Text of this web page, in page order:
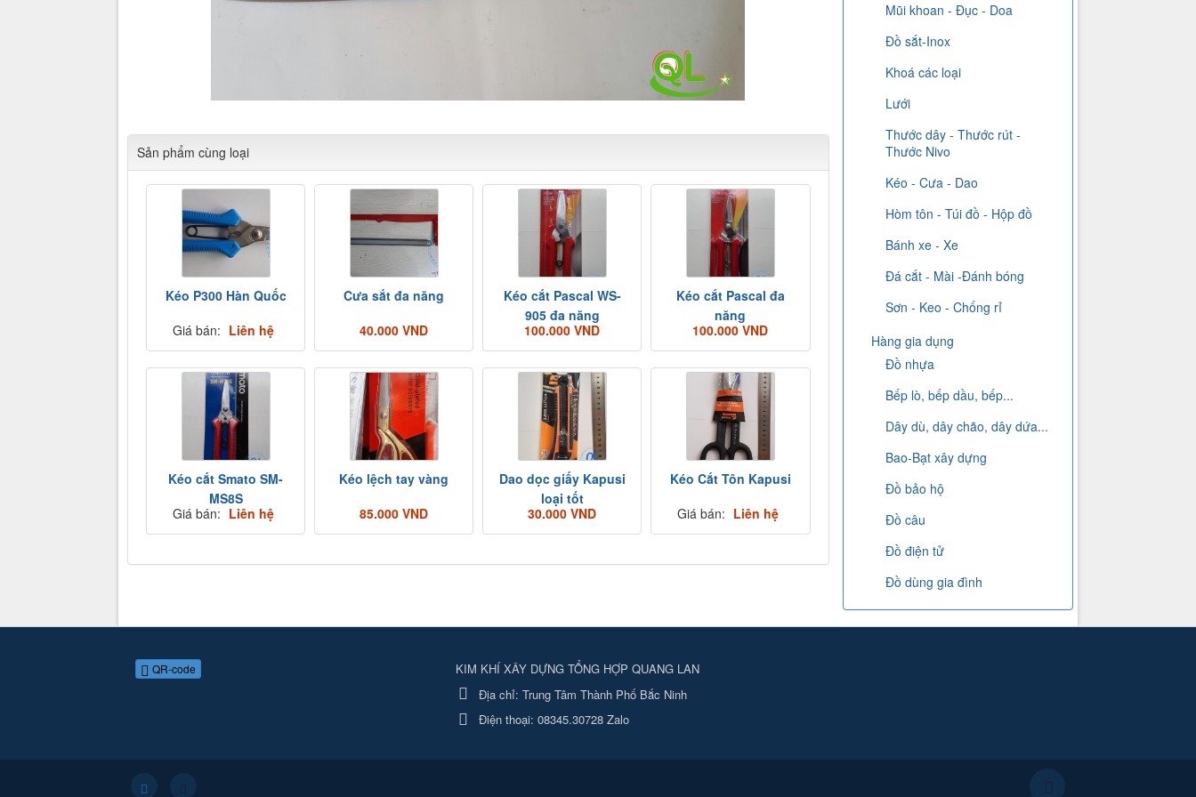
Sản phẩm cùng loại
Kéo P300 Hàn Quốc
Giá bán: Liên hệ
Cưa sắt đa năng
40.000 VND
Kéo cắt Pascal WS-
905 đa năng
100.000 VND
Kéo cắt Pascal đa
năng
100.000 VND
Kéo cắt Smato SM-
MS8S
Giá bán: Liên hệ
Kéo lệch tay vàng
85.000 VND
Dao dọc giấy Kapusi
loại tốt
30.000 VND
Kéo Cắt Tôn Kapusi
Giá bán: Liên hệ
Mũi khoan - Đục - Doa
Đồ sắt-Inox
Khoá các loại
Lưới
Thước dây - Thước rút -
Thước Nivo
Kéo - Cưa - Dao
Hòm tôn - Túi đồ - Hộp đồ
Bánh xe - Xe
Đá cắt - Mài -Đánh bóng
Sơn - Keo - Chống rỉ
Hàng gia dụng
Đồ nhựa
Bếp lò, bếp dầu, bếp...
Dây dù, dây chão, dây dứa...
Bao-Bạt xây dựng
Đồ bảo hộ
Đồ câu
Đồ điện tử
Đồ dùng gia đình
QR-code
KIM KHÍ XÂY DỰNG TỔNG HỢP QUANG LAN
Địa chỉ: Trung Tâm Thành Phố Bắc Ninh
Điện thoại: 08345.30728 Zalo